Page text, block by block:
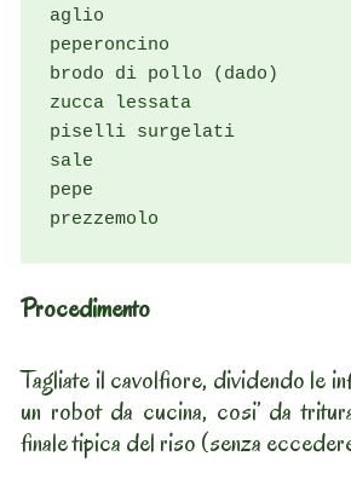
aglio
peperoncino
brodo di pollo (dado)
zucca lessata
piselli surgelati
sale
pepe
prezzemolo
Procedimento
Tagliate il cavolfiore, dividendo le
un robot da cucina, cosi’ da
finale tipica del riso (senza